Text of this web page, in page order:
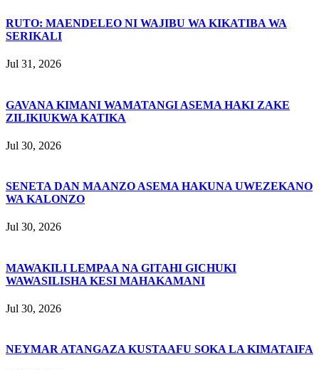
RUTO: MAENDELEO NI WAJIBU WA KIKATIBA WA
SERIKALI
Jul 31, 2026
GAVANA KIMANI WAMATANGI ASEMA HAKI ZAKE
ZILIKIUKWA KATIKA
Jul 30, 2026
SENETA DAN MAANZO ASEMA HAKUNA UWEZEKANO
WA KALONZO
Jul 30, 2026
MAWAKILI LEMPAA NA GITAHI GICHUKI
WAWASILISHA KESI MAHAKAMANI
Jul 30, 2026
NEYMAR ATANGAZA KUSTAAFU SOKA LA KIMATAIFA